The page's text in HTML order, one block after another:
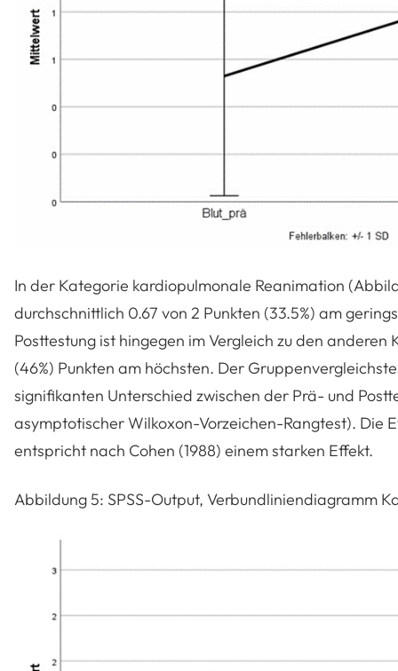
In der Kategorie kardiopulmonale Reanimation
durchschnittlich 0.67 von 2 Punkten (33.5%) am
Posttestung ist hingegen im Vergleich zu den
(46%) Punkten am höchsten. Der
signifikanten Unterschied zwischen der Prä- und
asymptotischer Wilkoxon-Vorzeichen-Rangtest). Die
entspricht nach Cohen (1988) einem starken Effekt.
Abbildung 5: SPSS-Output, Verbundliniendiagramm